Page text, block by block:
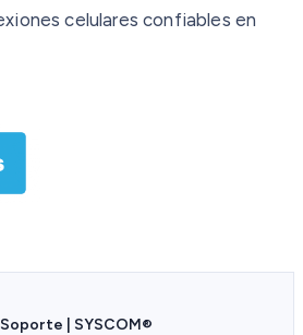
celulares confiables en
| SYSCOM®